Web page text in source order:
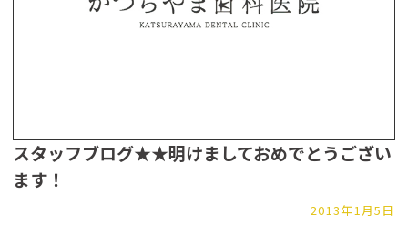
スタッフブログ★★明けましておめでとうござい
ます！
2013年1月5日